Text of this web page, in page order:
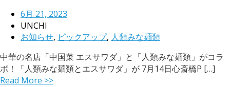
6月 21, 2023
UNCHI
お知らせ, ピックアップ, 人類みな麺類
中華の名店「中国菜 エスサワダ」と「人類みな麺類」がコラ
ボ！「人類みな麺類とエスサワダ」が 7月14日心斎橋P […]
Read More >>